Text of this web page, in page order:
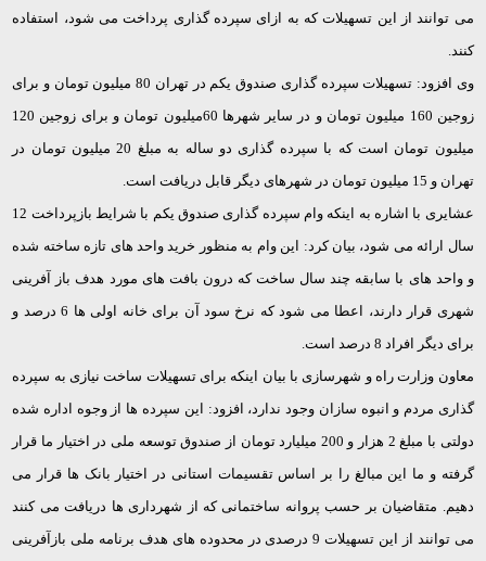
می توانند از این تسهیلات که به ازای سپرده گذاری پرداخت می شود، استفاده
کنند.
وی افزود: تسهیلات سپرده گذاری صندوق یکم در تهران 80 میلیون تومان و برای
زوجین 160 میلیون تومان و در سایر شهرها 60میلیون تومان و برای زوجین 120
میلیون تومان است که با سپرده گذاری دو ساله به مبلغ 20 میلیون تومان در
تهران و 15 میلیون تومان در شهرهای دیگر قابل دریافت است.
عشایری با اشاره به اینکه وام سپرده گذاری صندوق یکم با شرایط بازپرداخت 12
سال ارائه می شود، بیان کرد: این وام به منظور خرید واحد های تازه ساخته شده
و واحد های با سابقه چند سال ساخت که درون بافت های مورد هدف باز آفرینی
شهری قرار دارند، اعطا می شود که نرخ سود آن برای خانه اولی ها 6 درصد و
برای دیگر افراد 8 درصد است.
معاون وزارت راه و شهرسازی با بیان اینکه برای تسهیلات ساخت نیازی به سپرده
گذاری مردم و انبوه سازان وجود ندارد، افزود: این سپرده ها از وجوه اداره شده
دولتی با مبلغ 2 هزار و 200 میلیارد تومان از صندوق توسعه ملی در اختیار ما قرار
گرفته و ما این مبالغ را بر اساس تقسیمات استانی در اختیار بانک ها قرار می
دهیم. متقاضیان بر حسب پروانه ساختمانی که از شهرداری ها دریافت می کنند
می توانند از این تسهیلات 9 درصدی در محدوده های هدف برنامه ملی بازآفرینی